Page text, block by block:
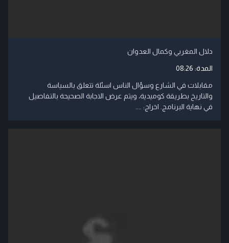
دلال المغربي وكمال العدوان
المدة: 08:26
مقابلات في الشارع وسؤال الناس اسئلة تتعلق بالسياسة
والتاريخ بطريقة كوميدية، ويتم عرض الاجابة الصحيحة بالتفاصيل
في نهاية البرنامج. اخراج: ....